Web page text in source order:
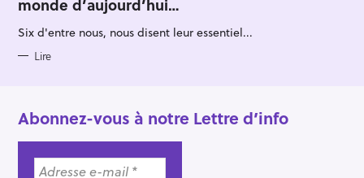
G
O
I
S
monde d’aujourd’hui…
Six d'entre nous, nous disent leur essentiel...
Lire
Abonnez-vous à notre Lettre d’info